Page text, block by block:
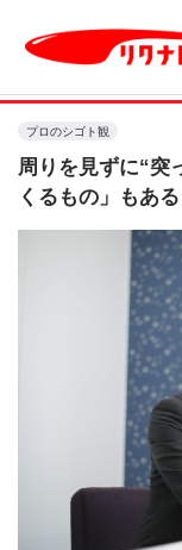
プロのシゴト観
周りを見ずに“突
くるもの」もあ